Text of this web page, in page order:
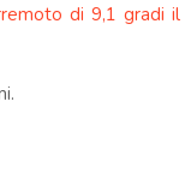
di 9,1 gradi il